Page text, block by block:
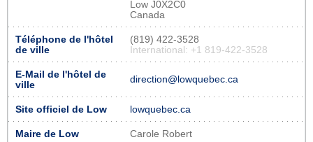
Low J0X2C0
Canada
Téléphone de l'hôtel
de ville
(819) 422-3528
International: +1 819-422-3528
E-Mail de l'hôtel de
ville
direction@lowquebec.ca
Site officiel de Low lowquebec.ca
Maire de Low Carole Robert